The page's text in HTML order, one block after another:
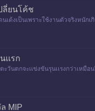
ลี่ยนโค้ช
นเด้งเป็นเพราะใช้งานตัวจริงหนั
เเรก
ะวันตกจะเเข่งขันรุนเเรงกว่าเหมื
กิน 3 นัด Portl
MIP